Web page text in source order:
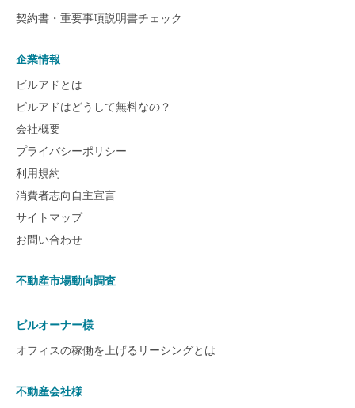
契約書・重要事項説明書チェック
企業情報
ビルアドとは
ビルアドはどうして無料なの？
会社概要
プライバシーポリシー
利用規約
消費者志向自主宣言
サイトマップ
お問い合わせ
不動産市場動向調査
ビルオーナー様
オフィスの稼働を上げるリーシングとは
不動産会社様